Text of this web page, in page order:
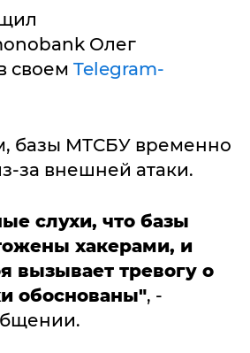
Олег
своем Telegram-
базы МТСБУ временно
за внешней атаки.
слухи, что базы
хакерами, и
вызывает тревогу о
обоснованы", -